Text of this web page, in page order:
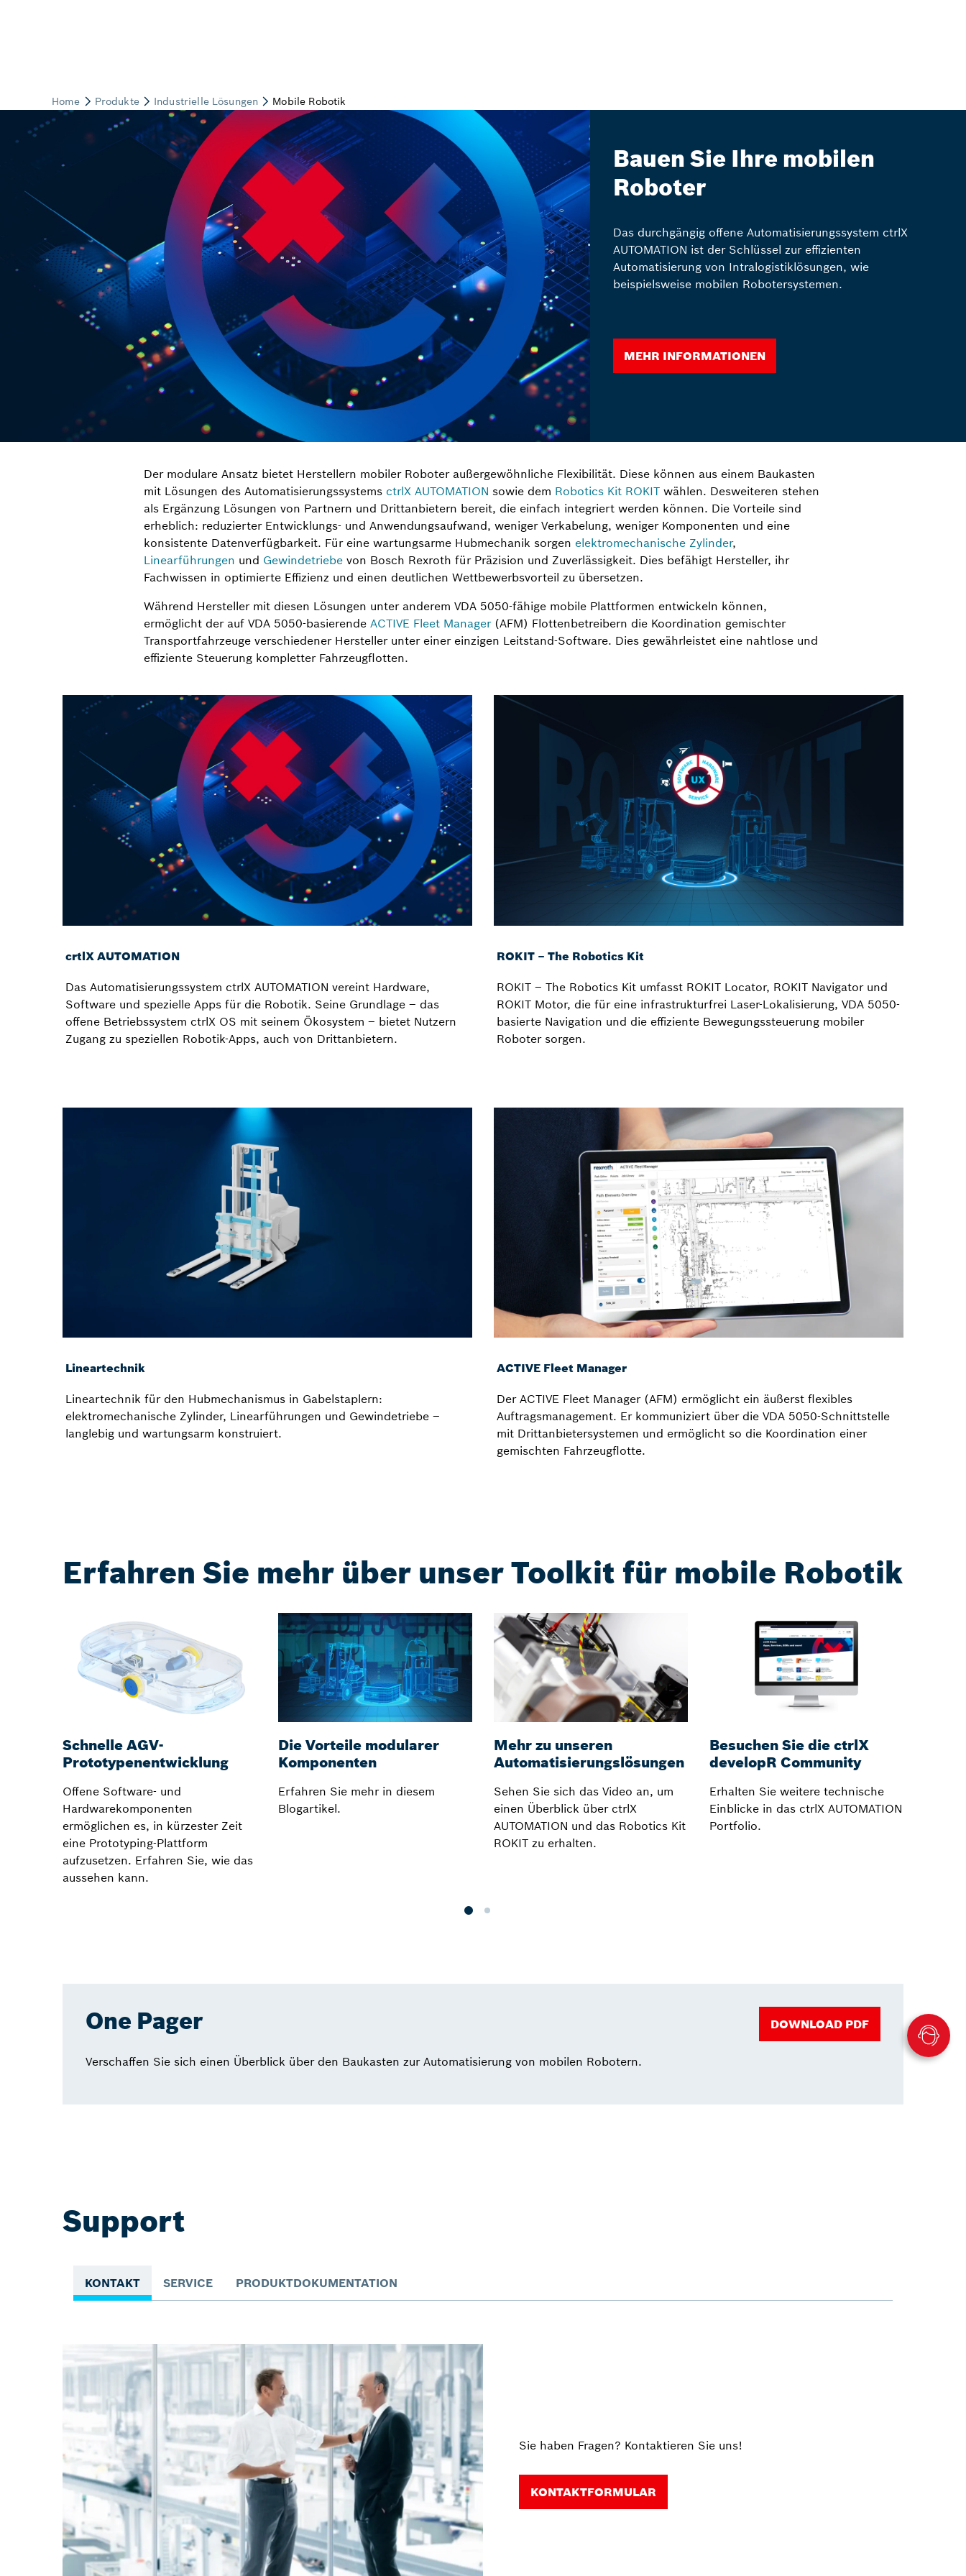
Bauen Sie Ihre mobilen
Roboter
Das durchgängig offene Automatisierungssystem ctrlX
AUTOMATION ist der Schlüssel zur effizienten
Automatisierung von Intralogistiklösungen, wie
beispielsweise mobilen Robotersystemen.
Mehr Informationen
Der modulare Ansatz bietet Herstellern mobiler Roboter außergewöhnliche Flexibilität. Diese können aus einem Baukasten
mit Lösungen des Automatisierungssystems ctrlX AUTOMATION sowie dem Robotics Kit ROKITwählen. Desweiteren stehen
als Ergänzung Lösungen von Partnern und Drittanbietern bereit, die einfach integriert werden können. Die Vorteile sind
erheblich: reduzierter Entwicklungs- und Anwendungsaufwand, weniger Verkabelung, weniger Komponenten und eine
konsistente Datenverfügbarkeit. Für eine wartungsarme Hubmechanik sorgen elektromechanische Zylinder,
Linearführungen und Gewindetriebevon Bosch Rexroth für Präzision und Zuverlässigkeit. Dies befähigt Hersteller, ihr
Fachwissen in optimierte Effizienz und einen deutlichen Wettbewerbsvorteil zu übersetzen.
Während Hersteller mit diesen Lösungen unter anderem VDA 5050-fähige mobile Plattformen entwickeln können,
ermöglicht der auf VDA 5050-basierende ACTIVE Fleet Manager(AFM) Flottenbetreibern die Koordination gemischter
Transportfahrzeuge verschiedener Hersteller unter einer einzigen Leitstand-Software. Dies gewährleistet eine nahtlose und
effiziente Steuerung kompletter Fahrzeugflotten.
crtlX AUTOMATION
Das Automatisierungssystem ctrlX AUTOMATION vereint Hardware,
Software und spezielle Apps für die Robotik. Seine Grundlage – das
offene Betriebssystem ctrlX OS mit seinem Ökosystem – bietet Nutzern
Zugang zu speziellen Robotik-Apps, auch von Drittanbietern.
ROKIT – The Robotics Kit
ROKIT – The Robotics Kit umfasst ROKIT Locator, ROKIT Navigator und
ROKIT Motor, die für eine infrastrukturfrei Laser-Lokalisierung, VDA 5050-
basierte Navigation und die effiziente Bewegungssteuerung mobiler
Roboter sorgen.
Lineartechnik
Lineartechnik für den Hubmechanismus in Gabelstaplern:
elektromechanische Zylinder, Linearführungen und Gewindetriebe –
langlebig und wartungsarm konstruiert.
ACTIVE Fleet Manager
Der ACTIVE Fleet Manager (AFM) ermöglicht ein äußerst flexibles
Auftragsmanagement. Er kommuniziert über die VDA 5050-Schnittstelle
mit Drittanbietersystemen und ermöglicht so die Koordination einer
gemischten Fahrzeugflotte.
Erfahren Sie mehr über unser Toolkit für mobile Robotik
Schnelle AGV-
Prototypenentwicklung
Offene Software- und
Hardwarekomponenten
ermöglichen es, in kürzester Zeit
eine Prototyping-Plattform
aufzusetzen. Erfahren Sie, wie das
aussehen kann.
Die Vorteile modularer
Komponenten
Erfahren Sie mehr in diesem
Blogartikel.
Mehr zu unseren
Automatisierungslösungen
Sehen Sie sich das Video an, um
einen Überblick über ctrlX
AUTOMATION und das Robotics Kit
ROKIT zu erhalten.
Besuchen Sie die ctrlX
developR Community
Erhalten Sie weitere technische
Einblicke in das ctrlX AUTOMATION
Portfolio.
One Pager
Verschaffen Sie sich einen Überblick über den Baukasten zur Automatisierung von mobilen Robotern.
DOWNLOAD PDF
Support
KONTAKT SERVICE PRODUKTDOKUMENTATION
Sie haben Fragen? Kontaktieren Sie uns!
KONTAKTFORMULAR